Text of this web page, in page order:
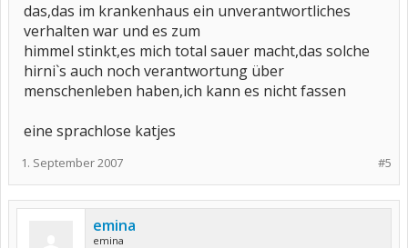
das,das im krankenhaus ein unverantwortliches
verhalten war und es zum
himmel stinkt,es mich total sauer macht,das solche
hirni`s auch noch verantwortung über
menschenleben haben,ich kann es nicht fassen
eine sprachlose katjes
#5
1. September 2007
emina
emina